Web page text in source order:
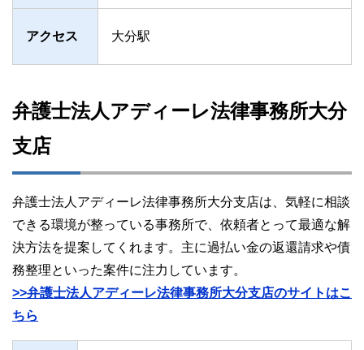
アクセス 大分駅
弁護士法人アディーレ法律事務所大分
支店
弁護士法人アディーレ法律事務所大分支店は、気軽に相談
できる環境が整っている事務所で、依頼者とって最適な解
決方法を提案してくれます。主に過払い金の返還請求や債
務整理といった案件に注力しています。
>>弁護士法人アディーレ法律事務所大分支店のサイトはこ
ちら